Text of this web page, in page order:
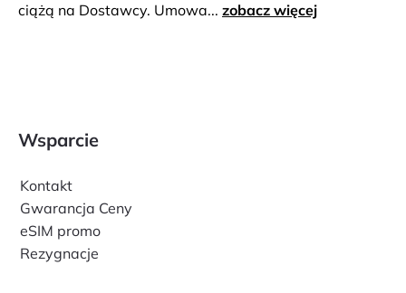
ciążą na Dostawcy. Umowa... zobacz więcej
Wsparcie
Kontakt
Gwarancja Ceny
eSIM promo
Rezygnacje